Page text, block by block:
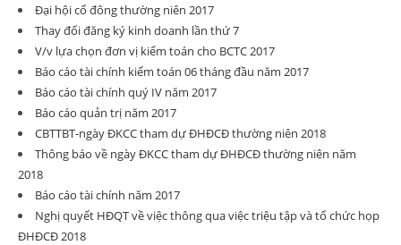
Đại hội cổ đông thường niên 2017
Thay đổi đăng ký kinh doanh lần thứ 7
V/v lựa chọn đơn vị kiểm toán cho BCTC 2017
Báo cáo tài chính kiểm toán 06 tháng đầu năm 2017
Báo cáo tài chính quý IV năm 2017
Báo cáo quản trị năm 2017
CBTTBT-ngày ĐKCC tham dự ĐHĐCĐ thường niên 2018
Thông báo về ngày ĐKCC tham dự ĐHĐCĐ thường niên năm
2018
Báo cáo tài chính năm 2017
Nghị quyết HĐQT về việc thông qua việc triệu tập và tổ chức họp
ĐHĐCĐ 2018